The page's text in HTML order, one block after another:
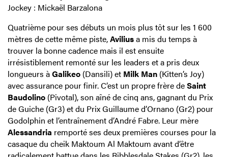
Jockey : Mickaël Barzalona
Quatrième pour ses débuts un mois plus tôt sur les 1 600
mètres de cette même piste,Aviliusa mis du temps à
trouver la bonne cadence mais il est ensuite
irrésistiblement remonté sur les leaders et a pris deux
longueurs àGalikeo (Dansili) et Milk Man (Kitten’s Joy)
avec assurance pour finir. C’est un propre frère deSaint
Baudolino (Pivotal), son aîné de cinq ans, gagnant du Prix
de Guiche (Gr3) et du Prix Guillaume d’Ornano (Gr2) pour
Godolphin et l’entraînement d’André Fabre. Leur mère
Alessandria remporté ses deux premières courses pour la
casaque du cheik Maktoum Al Maktoum avant d’être